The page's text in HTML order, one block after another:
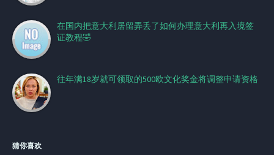
在国内把意大利居留弄丢了如何办理意大利再入境签
证教程🤣
往年满18岁就可领取的500欧文化奖金将调整申请资格
猜你喜欢